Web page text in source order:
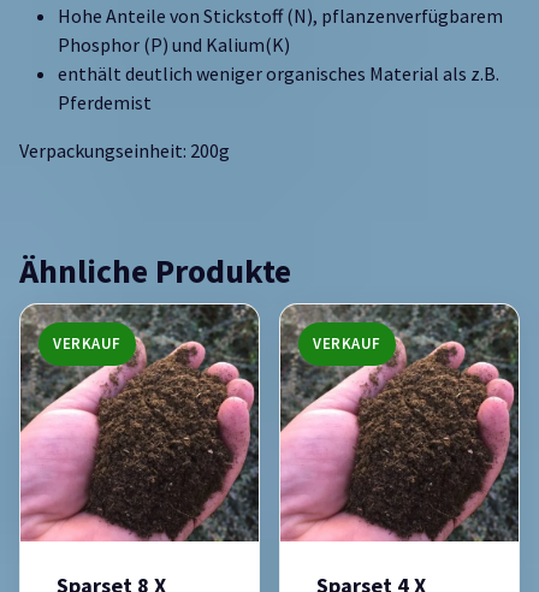
Hohe Anteile von Stickstoff (N), pflanzenverfügbarem
Phosphor (P) und Kalium(K)
enthält deutlich weniger organisches Material als z.B.
Pferdemist
Verpackungseinheit: 200g
Ähnliche Produkte
VERKAUF
Sparset 8 X
VERKAUF
Sparset 4 X